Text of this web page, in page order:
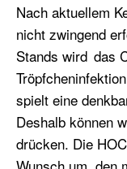
Nach aktuellem
nicht zwingend
Stands wird das
spielt eine
Deshalb können
drücken. Die